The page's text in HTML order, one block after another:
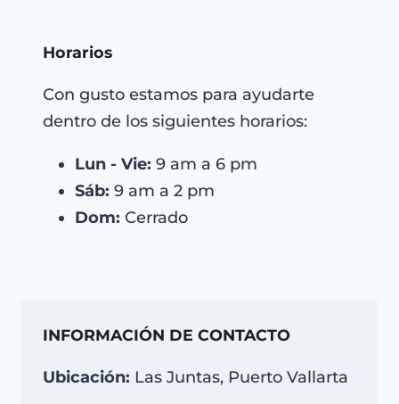
Horarios
Con gusto estamos para ayudarte
dentro de los siguientes horarios:
Lun - Vie: 9 am a 6 pm
Sáb: 9 am a 2 pm
Dom: Cerrado
INFORMACIÓN DE CONTACTO
Ubicación: Las Juntas, Puerto Vallarta